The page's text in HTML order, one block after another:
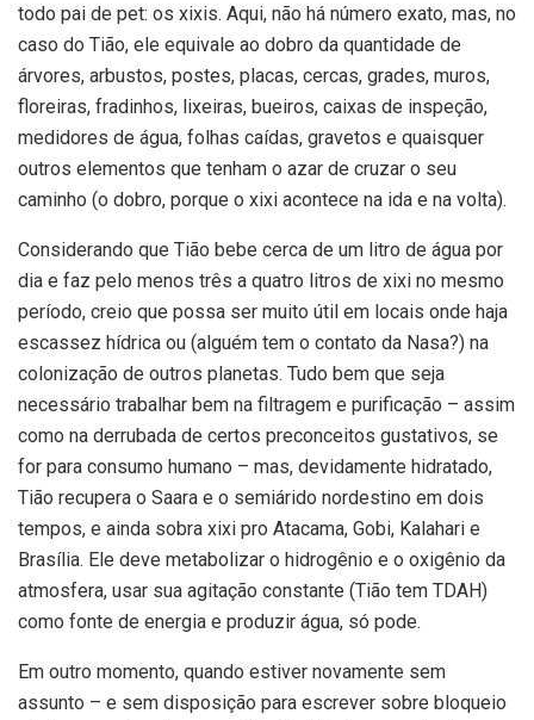
todo pai de pet: os xixis. Aqui, não há número exato, mas, no
caso do Tião, ele equivale ao dobro da quantidade de
árvores, arbustos, postes, placas, cercas, grades, muros,
floreiras, fradinhos, lixeiras, bueiros, caixas de inspeção,
medidores de água, folhas caídas, gravetos e quaisquer
outros elementos que tenham o azar de cruzar o seu
caminho (o dobro, porque o xixi acontece na ida e na volta).
Considerando que Tião bebe cerca de um litro de água por
dia e faz pelo menos três a quatro litros de xixi no mesmo
período, creio que possa ser muito útil em locais onde haja
escassez hídrica ou (alguém tem o contato da Nasa?) na
colonização de outros planetas. Tudo bem que seja
necessário trabalhar bem na filtragem e purificação – assim
como na derrubada de certos preconceitos gustativos, se
for para consumo humano – mas, devidamente hidratado,
Tião recupera o Saara e o semiárido nordestino em dois
tempos, e ainda sobra xixi pro Atacama, Gobi, Kalahari e
Brasília. Ele deve metabolizar o hidrogênio e o oxigênio da
atmosfera, usar sua agitação constante (Tião tem TDAH)
como fonte de energia e produzir água, só pode.
Em outro momento, quando estiver novamente sem
assunto – e sem disposição para escrever sobre bloqueio